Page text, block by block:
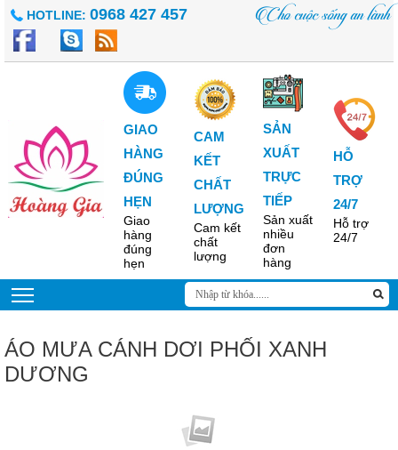
HOTLINE: 0968 427 457 Cho cuộc sống an lành
GIAO
HÀNG
ĐÚNG
HẸN
Giao
hàng
đúng
hẹn
CAM
KẾT
CHẤT
LƯỢNG
Cam kết
chất
lượng
SẢN
XUẤT
TRỰC
TIẾP
Sản xuất
nhiều
đơn
hàng
HỖ
TRỢ
24/7
Hỗ trợ
24/7
ÁO MƯA CÁNH DƠI PHỐI XANH
DƯƠNG